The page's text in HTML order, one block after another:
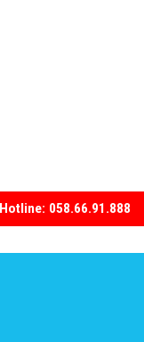
Hotline: 058.66.91.888